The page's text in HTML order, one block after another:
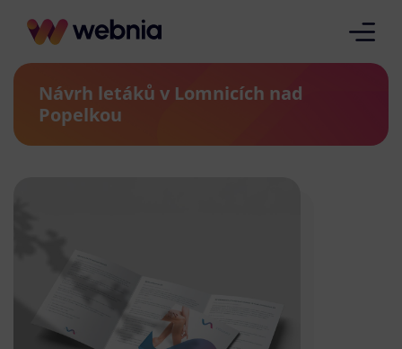
Návrh letáků v Lomnicích nad
Popelkou